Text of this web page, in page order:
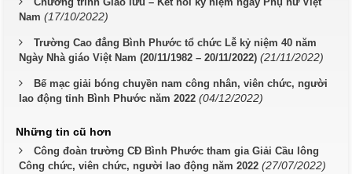
Nam (17/10/2022)
Trường Cao đẳng Bình Phước tổ chức Lễ kỷ niệm 40 năm
Ngày Nhà giáo Việt Nam (20/11/1982 – 20/11/2022) (21/11/2022)
Bế mạc giải bóng chuyền nam công nhân, viên chức, người
lao động tỉnh Bình Phước năm 2022 (04/12/2022)
Những tin cũ hơn
Công đoàn trường CĐ Bình Phước tham gia Giải Cầu lông
Công chức, viên chức, người lao động năm 2022 (27/07/2022)